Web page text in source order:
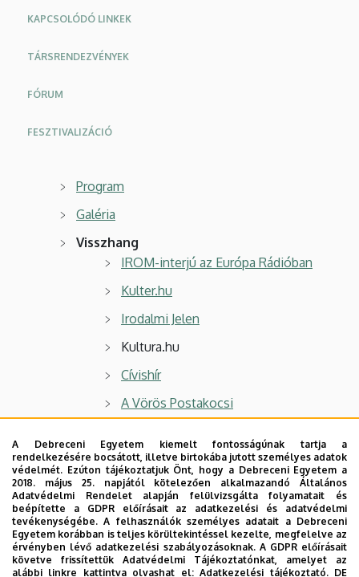
KAPCSOLÓDÓ LINKEK
TÁRSRENDEZVÉNYEK
FÓRUM
FESZTIVALIZÁCIÓ
Program
Galéria
Visszhang
IROM-interjú az Európa Rádióban
Kulter.hu
Irodalmi Jelen
Kultura.hu
Cívishír
A Vörös Postakocsi
A Debreceni Egyetem kiemelt fontosságúnak tartja a
rendelkezésére bocsátott, illetve birtokába jutott személyes adatok
védelmét. Ezúton tájékoztatjuk Önt, hogy a Debreceni Egyetem a
2018. május 25. napjától kötelezően alkalmazandó Általános
Adatvédelmi Rendelet alapján felülvizsgálta folyamatait és
beépítette a GDPR előírásait az adatkezelési és adatvédelmi
tevékenységébe. A felhasználók személyes adatait a Debreceni
Egyetem korábban is teljes körültekintéssel kezelte, megfelelve az
érvényben lévő adatkezelési szabályozásoknak. A GDPR előírásait
követve frissítettük Adatvédelmi Tájékoztatónkat, amelyet az
alábbi linkre kattintva olvashat el:Adatkezelési tájékoztató. DE